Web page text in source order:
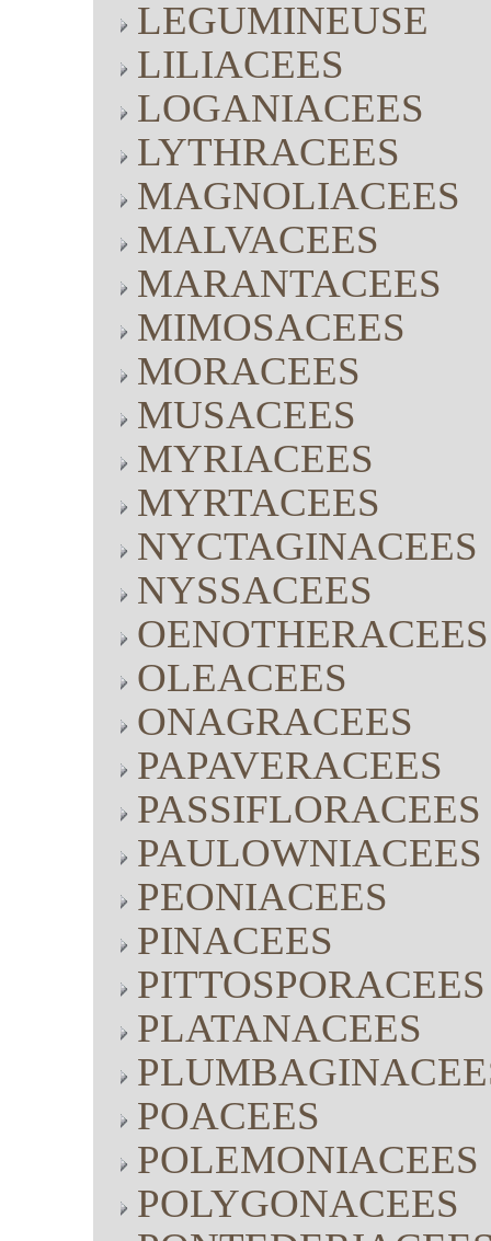
LEGUMINEUSE
LILIACEES
LOGANIACEES
LYTHRACEES
MAGNOLIACEES
MALVACEES
MARANTACEES
MIMOSACEES
MORACEES
MUSACEES
MYRIACEES
MYRTACEES
NYCTAGINACEES
NYSSACEES
OENOTHERACEES
OLEACEES
ONAGRACEES
PAPAVERACEES
PASSIFLORACEES
PAULOWNIACEES
PEONIACEES
PINACEES
PITTOSPORACEES
PLATANACEES
POACEES
POLEMONIACEES
POLYGONACEES